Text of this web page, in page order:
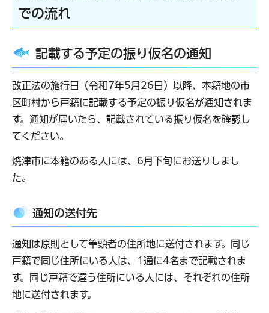
での流れ
記載する予定の振り仮名の通知
改正法の施行日（令和7年5月26日）以降、本籍地の市
区町村から戸籍に記載する予定の振り仮名が通知されま
す。通知が届いたら、記載されている振り仮名を確認し
てください。
焼津市に本籍のある人には、6月下旬にお送りしまし
た。
通知の送付先
通知は原則として筆頭者の住所地に送付されます。同じ
戸籍で同じ住所にいる人は、1通に4名まで記載されま
す。同じ戸籍で違う住所にいる人には、それぞれの住所
地に送付されます。